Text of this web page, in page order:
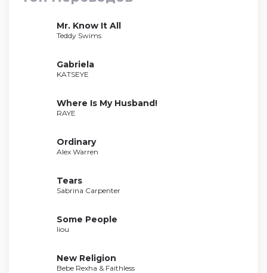
Mr. Know It All
Teddy Swims
Gabriela
KATSEYE
Where Is My Husband!
RAYE
Ordinary
Alex Warren
Tears
Sabrina Carpenter
Some People
liou
New Religion
Bebe Rexha & Faithless